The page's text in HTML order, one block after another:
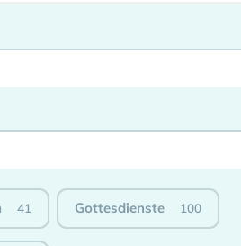
41 Gottesdienste 100